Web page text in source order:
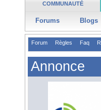
COMMUNAUTÉ
Forums Blogs
Forum Règles Faq
Annonce